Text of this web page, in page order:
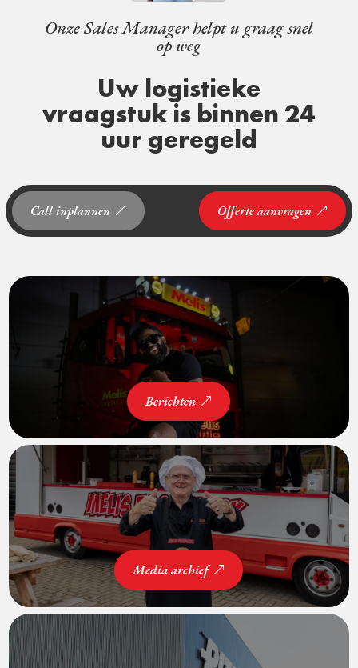
Onze Sales Manager helpt u graag snel
op weg
Uw logistieke
vraagstuk is binnen 24
uur geregeld
Call inplannen Offerte aanvragen
Berichten
Media archief